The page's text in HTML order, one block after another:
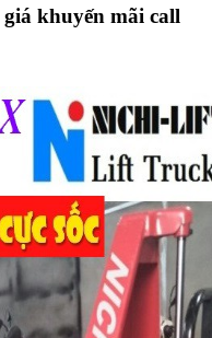
giá khuyến mãi call